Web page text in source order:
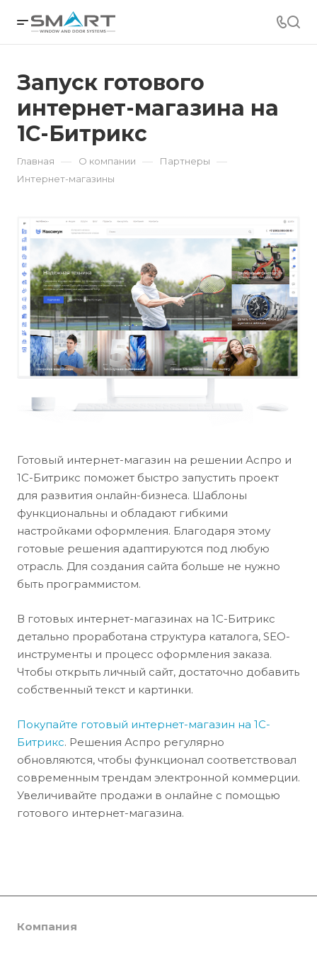
Запуск готового
интернет-магазина на
1С-Битрикс
Главная — О компании — Партнеры —
Интернет-магазины
Готовый интернет-магазин на решении Аспро и
1С-Битрикс поможет быстро запустить проект
для развития онлайн-бизнеса. Шаблоны
функциональны и обладают гибкими
настройками оформления. Благодаря этому
готовые решения адаптируются под любую
отрасль. Для создания сайта больше не нужно
быть программистом.
В готовых интернет-магазинах на 1С-Битрикс
детально проработана структура каталога, SEO-
инструменты и процесс оформления заказа.
Чтобы открыть личный сайт, достаточно добавить
собственный текст и картинки.
Покупайте готовый интернет-магазин на 1С-
Битрикс. Решения Аспро регулярно
обновляются, чтобы функционал соответствовал
современным трендам электронной коммерции.
Увеличивайте продажи в онлайне с помощью
готового интернет-магазина.
Компания